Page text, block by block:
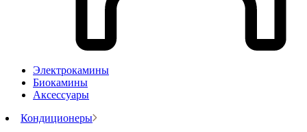
Электрокамины
Биокамины
Аксессуары
Кондиционеры